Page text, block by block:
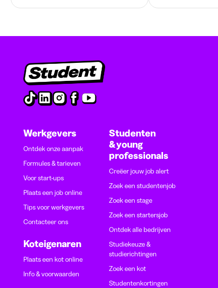
Werkgevers
Ontdek onze aanpak
Formules & tarieven
Voor start-ups
Plaats een job online
Tips voor werkgevers
Contacteer ons
Koteigenaren
Plaats een kot online
Info & voorwaarden
Studenten
& young
professionals
Creëer jouw job alert
Zoek een studentenjob
Zoek een stage
Zoek een startersjob
Ontdek alle bedrijven
Studiekeuze &
studierichtingen
Zoek een kot
Studentenkortingen